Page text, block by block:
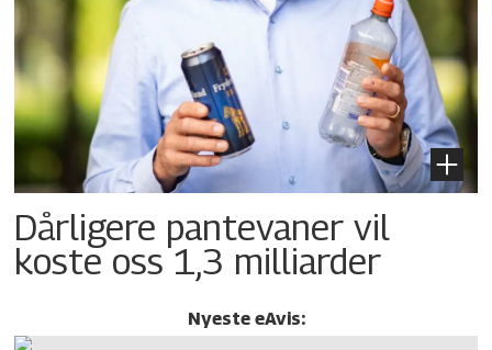
Dårligere pantevaner vil
koste oss 1,3 milliarder
Nyeste eAvis: